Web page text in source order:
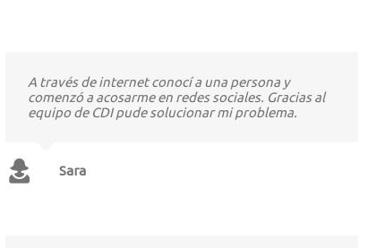
A través de internet conocí a una persona y
comenzó a acosarme en redes sociales. Gracias al
equipo de CDI pude solucionar mi problema.
Sara